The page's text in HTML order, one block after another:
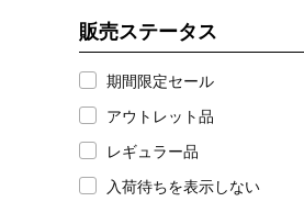
販売ステータス
期間限定セール
アウトレット品
レギュラー品
入荷待ちを表示しない